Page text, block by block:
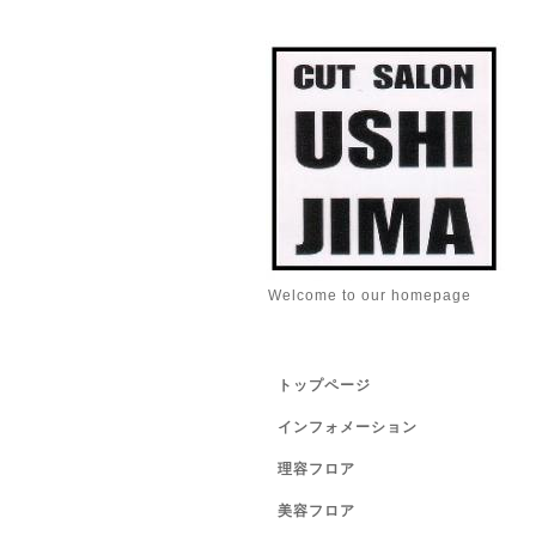
Welcome to our homepage
トップページ
インフォメーション
理容フロア
美容フロア